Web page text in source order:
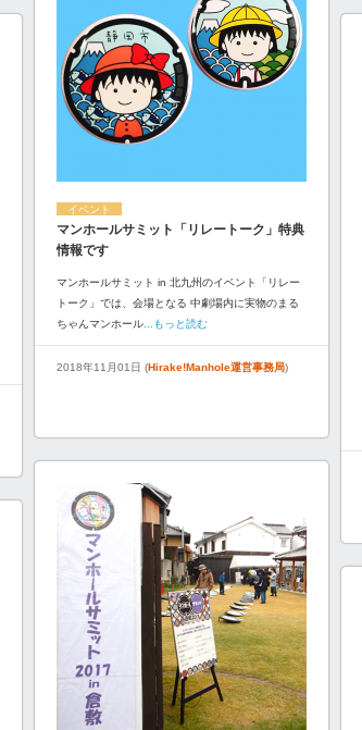
イベント
マンホールサミット「リレートーク」特典
情報です
マンホールサミット in 北九州のイベント「リレー
トーク」では、会場となる 中劇場内に実物のまる
ちゃんマンホール ...もっと読む
2018年11月01日 (Hirake!Manhole運営事務局)